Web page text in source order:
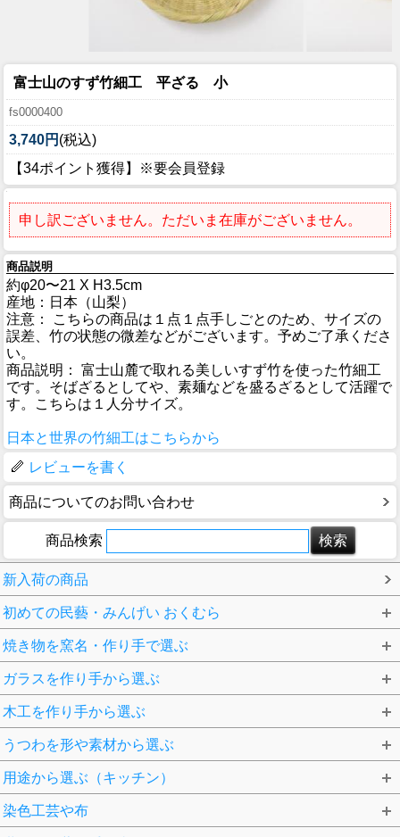
富士山のすず竹細工 平ざる 小
fs0000400
3,740円 (税込)
【34ポイント獲得】※要会員登録
申し訳ございません。ただいま在庫がございません。
商品説明
約φ20〜21 X H3.5cm
産地：日本（山梨）
注意： こちらの商品は１点１点手しごとのため、サイズの
誤差、竹の状態の微差などがございます。予めご了承くださ
い。
商品説明： 富士山麓で取れる美しいすず竹を使った竹細工
です。そばざるとしてや、素麺などを盛るざるとして活躍で
す。こちらは１人分サイズ。
日本と世界の竹細工はこちらから
レビューを書く
商品についてのお問い合わせ
商品検索
新入荷の商品
初めての民藝・みんげい おくむら
焼き物を窯名・作り手で選ぶ
ガラスを作り手から選ぶ
木工を作り手から選ぶ
うつわを形や素材から選ぶ
用途から選ぶ（キッチン）
染色工芸や布